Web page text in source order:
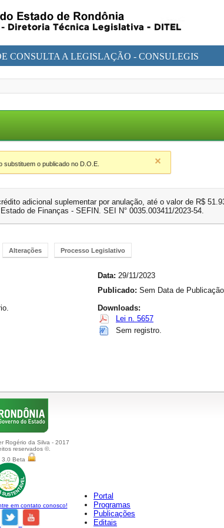
CONSULTA A LEGISLAÇÃO - CONSULEGIS
o publicado no D.O.E.
adicional suplementar por anulação, até o valor de R$
de Finanças - SEFIN. SEI N° 0035.003411/2023-54.
Alterações Processo Legislativo
Data: 29/11/2023
Publicado: Sem Data de
Downloads:
Lei n. 5657
Sem registro.
Rogério da Silva - 2017
reservados ©.
3.0 Beta
em contato conosco!
Portal
Programas
Publicações
Editais